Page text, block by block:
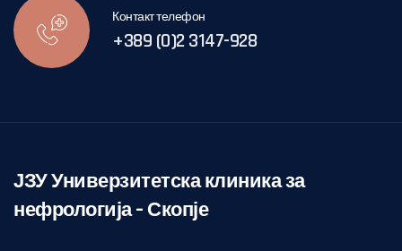
Контакт телефон
+389 (0)2 3147-928
ЈЗУ Универзитетска клиника за
нефрологија – Скопје